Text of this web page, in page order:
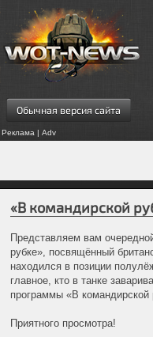
Обычная версия сайта
Реклама | Adv
«В командирской
Представляем вам
рубке», посвящённый
находился в позиции
главное, кто в танке
программы «В командирской
Приятного просмотра!